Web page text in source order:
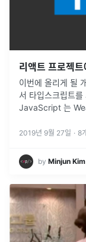
리액트 프로젝
이번에 올리게 될
서 타입스크립트
JavaScript 는
를 들자면, 숫자로
2019년 9월 27일 · 8
by Minjun Kim